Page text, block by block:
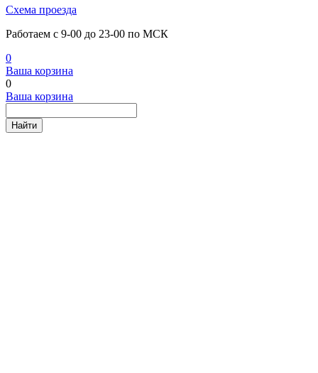
Схема проезда
Работаем с 9-00 до 23-00 по МСК
0
Ваша корзина
0
Ваша корзина
Найти